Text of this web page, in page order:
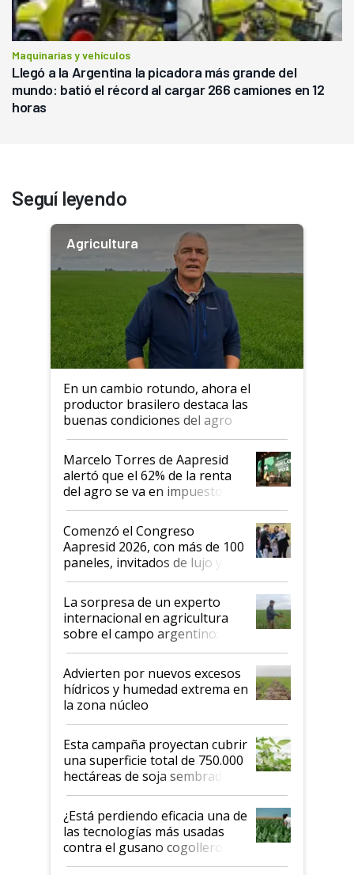
Maquinarias y vehículos
Llegó a la Argentina la picadora más grande del
mundo: batió el récord al cargar 266 camiones en 12
horas
Seguí leyendo
Agricultura
En un cambio rotundo, ahora el
productor brasilero destaca las
buenas condiciones del agro
argentino para invertir: "Los veo
más motivados"
Marcelo Torres de Aapresid
alertó que el 62% de la renta
del agro se va en impuestos:
"No es bueno que en
Argentina se sigan discutiendo
las mismas cosas de hace 50
años"
Comenzó el Congreso
Aapresid 2026, con más de 100
paneles, invitados de lujo y
todas las tendencias
La sorpresa de un experto
internacional en agricultura
sobre el campo argentino:
"Estoy muy impresionado"
Advierten por nuevos excesos
hídricos y humedad extrema en
la zona núcleo
Esta campaña proyectan cubrir
una superficie total de 750.000
hectáreas de soja sembradas
con una nueva generación de
variedades que marcan un
salto tecnológico en genética y
rendimiento
¿Está perdiendo eficacia una de
las tecnologías más usadas
contra el gusano cogollero? El
desafío de una tecnología clave